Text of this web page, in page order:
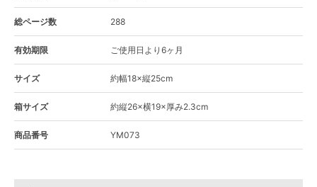
総ページ数 288
有効期限 ご使用日より6ヶ月
サイズ 約幅18×縦25cm
箱サイズ 約縦26×横19×厚み2.3cm
商品番号 YM073